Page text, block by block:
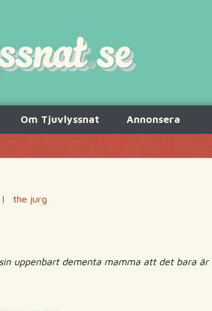
Om Tjuvlyssnat Annonsera
|
the jurg
uppenbart dementa mamma att det bara